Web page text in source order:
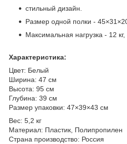
стильный дизайн.
Размер одной полки -
Максимальная нагрузка - 12
Характеристика:
Цвет: Белый
Ширина: 47 см
Высота: 95 см
Глубина: 39 см
Размер упаковки: 47×39×43 см
Вес: 5,2 кг
Материал: Пластик, Полипропилен
Страна производство: Россия